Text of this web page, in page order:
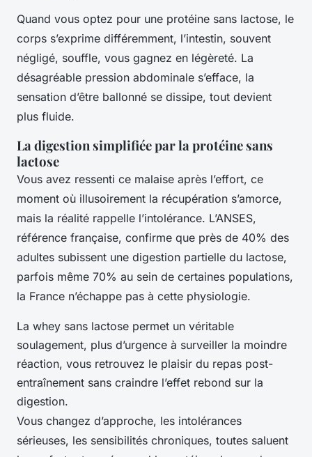
Quand vous optez pour une protéine sans lactose, le
corps s’exprime différemment, l’intestin, souvent
négligé, souffle, vous gagnez en légèreté. La
désagréable pression abdominale s’efface, la
sensation d’être ballonné se dissipe, tout devient
plus fluide.
La digestion simplifiée par la protéine sans
lactose
Vous avez ressenti ce malaise après l’effort, ce
moment où illusoirement la récupération s’amorce,
mais la réalité rappelle l’intolérance. L’ANSES,
référence française, confirme que près de 40% des
adultes subissent une digestion partielle du lactose,
parfois même 70% au sein de certaines populations,
la France n’échappe pas à cette physiologie.
La whey sans lactose permet un véritable
soulagement, plus d’urgence à surveiller la moindre
réaction, vous retrouvez le plaisir du repas post-
entraînement sans craindre l’effet rebond sur la
digestion.
Vous changez d’approche, les intolérances
sérieuses, les sensibilités chroniques, toutes saluent